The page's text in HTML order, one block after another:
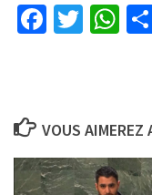
VOUS AIMEREZ